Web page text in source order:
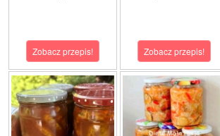
Zobacz przepis! Zobacz przepis!